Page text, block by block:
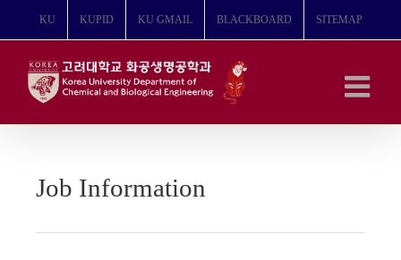
뛰
KU KUPID KU GMAIL BLACKBOARD SITEMAP
Job Information